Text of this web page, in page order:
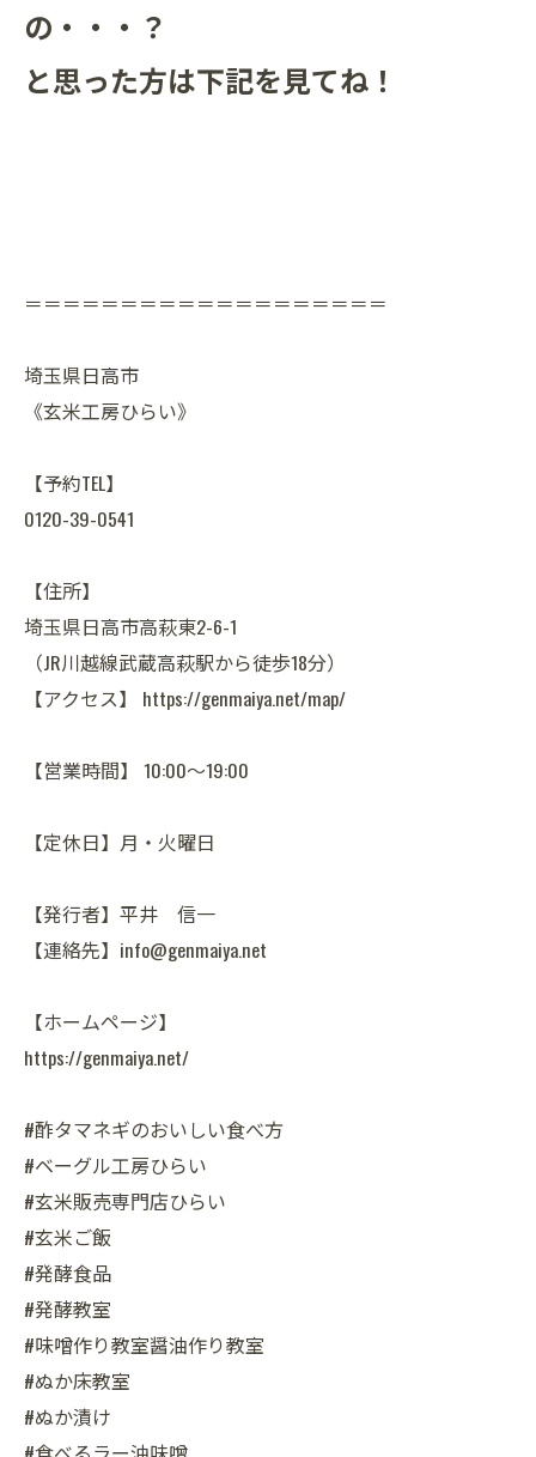
の・・・？
と思った方は下記を見てね！
＝＝＝＝＝＝＝＝＝＝＝＝＝＝＝＝＝＝＝
埼玉県日高市
《玄米工房ひらい》
【予約TEL】
0120-39-0541
【住所】
埼玉県日高市高萩東2-6-1
（JR川越線武蔵高萩駅から徒歩18分）
【アクセス】 https://genmaiya.net/map/
【営業時間】 10:00～19:00
【定休日】月・火曜日
【発行者】平井 信一
【連絡先】info@genmaiya.net
【ホームページ】
https://genmaiya.net/
#酢タマネギのおいしい食べ方
#ベーグル工房ひらい
#玄米販売専門店ひらい
#玄米ご飯
#発酵食品
#発酵教室
#味噌作り教室醤油作り教室
#ぬか床教室
#ぬか漬け